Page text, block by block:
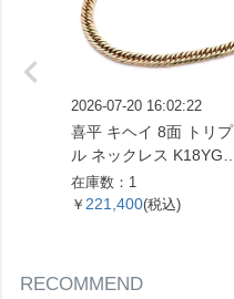
2026-07-20 16:02:22
喜平 キヘイ 8面 トリプ
ル ネックレス K18YG 1
0.4g【中古】
在庫数：1
￥ 221,400(税込)
RECOMMEND